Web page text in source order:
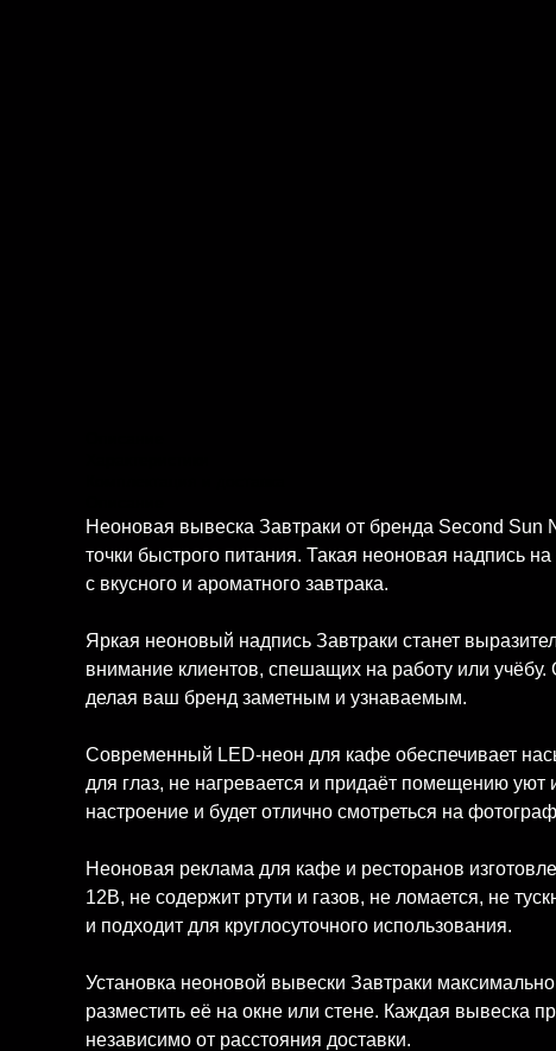
Неоновая вывеска Завтраки от бренда Second
точки быстрого питания. Такая неоновая надпись
с вкусного и ароматного завтрака.
Яркая неоновый надпись Завтраки станет
внимание клиентов, спешащих на работу или
делая ваш бренд заметным и узнаваемым.
Современный LED-неон для кафе обеспечивает
для глаз, не нагревается и придаёт помещению
настроение и будет отлично смотреться на
Неоновая реклама для кафе и ресторанов
12В, не содержит ртути и газов, не ломается, не
и подходит для круглосуточного использования.
Установка неоновой вывески Завтраки
разместить её на окне или стене. Каждая вывеска
независимо от расстояния доставки.